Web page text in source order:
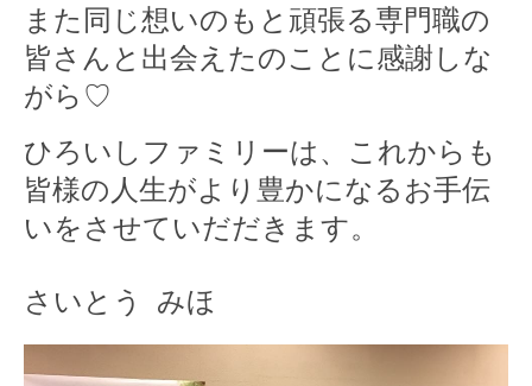
また同じ想いのもと頑張る専門職の
皆さんと出会えたのことに感謝しな
がら♡
ひろいしファミリーは、これからも
皆様の人生がより豊かになるお手伝
いをさせていだだきます。
さいとう みほ